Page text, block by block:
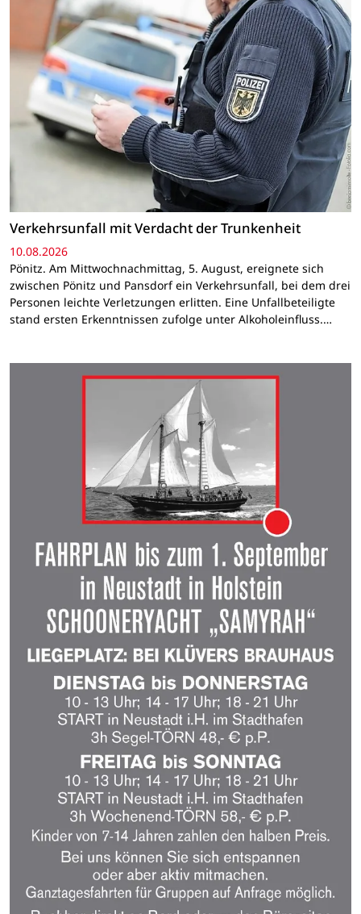
Verkehrsunfall mit Verdacht der Trunkenheit
10.08.2026
Pönitz. Am Mittwochnachmittag, 5. August, ereignete sich
zwischen Pönitz und Pansdorf ein Verkehrsunfall, bei dem drei
Personen leichte Verletzungen erlitten. Eine Unfallbeteiligte
stand ersten Erkenntnissen zufolge unter Alkoholeinfluss.…